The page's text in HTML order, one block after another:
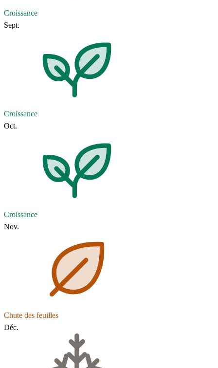
Croissance
Sept.
Croissance
Oct.
Croissance
Nov.
Chute des feuilles
Déc.